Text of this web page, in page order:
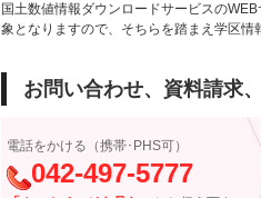
国土数値情報ダウンロードサービスの
象となりますので、そちらを踏まえ学区情
お問い合わせ、資料請求
電話をかける（携帯･PHS可）
042-497-5777